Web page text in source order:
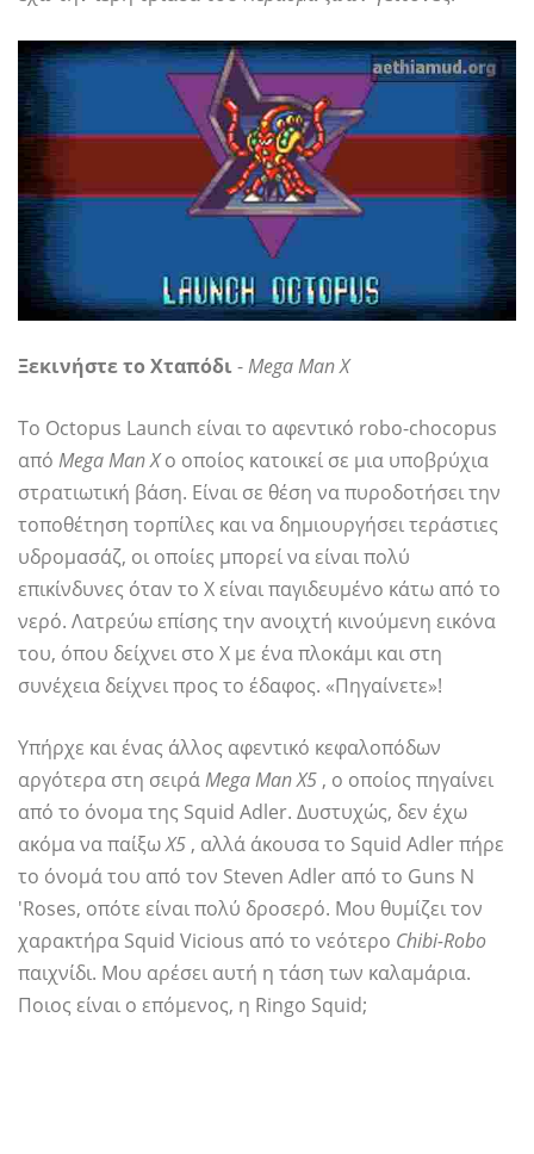
Ξεκινήστε το Χταπόδι-Mega Man Χ
Το Octopus Launch είναι το αφεντικό robo-chocopus
από Mega Man Χο οποίος κατοικεί σε μια υποβρύχια
στρατιωτική βάση. Είναι σε θέση να πυροδοτήσει την
τοποθέτηση τορπίλες και να δημιουργήσει τεράστιες
υδρομασάζ, οι οποίες μπορεί να είναι πολύ
επικίνδυνες όταν το Χ είναι παγιδευμένο κάτω από το
νερό. Λατρεύω επίσης την ανοιχτή κινούμενη εικόνα
του, όπου δείχνει στο Χ με ένα πλοκάμι και στη
συνέχεια δείχνει προς το έδαφος. «Πηγαίνετε»!
Υπήρχε και ένας άλλος αφεντικό κεφαλοπόδων
αργότερα στη σειράMega Man X5 , ο οποίος πηγαίνει
από το όνομα της Squid Adler. Δυστυχώς, δεν έχω
ακόμα να παίξωΧ5 , αλλά άκουσα το Squid Adler πήρε
το όνομά του από τον Steven Adler από το Guns N
'Roses, οπότε είναι πολύ δροσερό. Μου θυμίζει τον
χαρακτήρα Squid Vicious από το νεότερο Chibi-Robo
παιχνίδι. Μου αρέσει αυτή η τάση των καλαμάρια.
Ποιος είναι ο επόμενος, η Ringo Squid;